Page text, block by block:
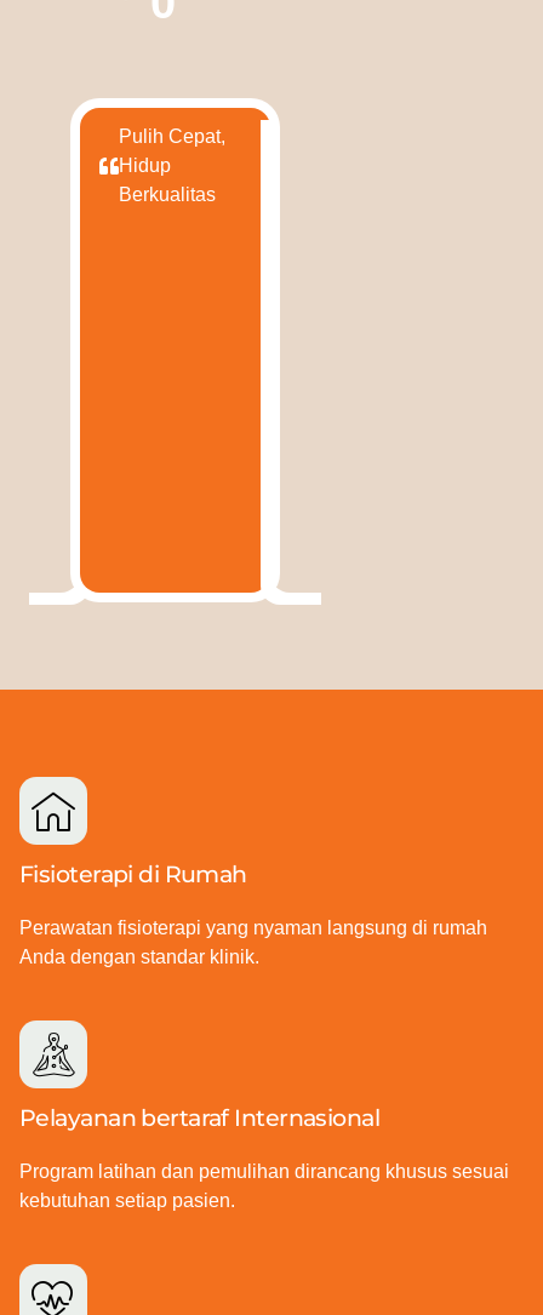
Pulih Cepat,
Hidup
Berkualitas
Fisioterapi di Rumah
Perawatan fisioterapi yang nyaman langsung di rumah
Anda dengan standar klinik.
Pelayanan bertaraf Internasional
Program latihan dan pemulihan dirancang khusus sesuai
kebutuhan setiap pasien.